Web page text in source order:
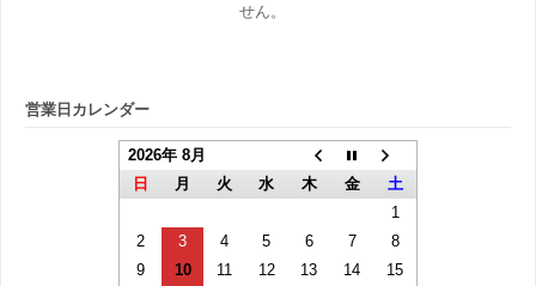
せん。
営業日カレンダー
2026年 8月
日
月 火 水 木 金
土
1
2
3 4 5 6 7
8
9
10 11 12 13 14
15